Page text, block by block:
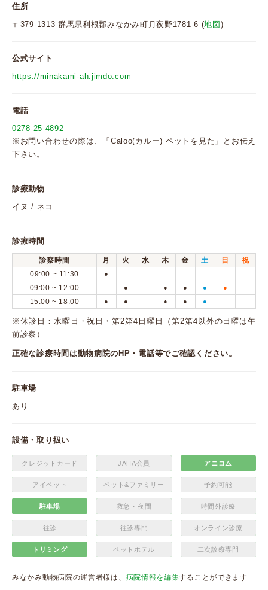
住所
〒379-1313 群馬県利根郡みなかみ町月夜野1781-6 (地図 )
公式サイト
https://minakami-ah.jimdo.com
電話
0278-25-4892
※お問い合わせの際は、「Caloo(カルー) ペットを見た」とお伝え
下さい。
診療動物
イヌ / ネコ
診療時間
診察時間 月 火 水 木 金 土 日
祝
09:00 ~ 11:30
●
09:00 ~ 12:00 ● ● ● ● ●
15:00 ~ 18:00 ● ● ● ● ●
※休診日：水曜日・祝日・第2第4日曜日（第2第4以外の日曜は午
前診察）
正確な診療時間は動物病院のHP・電話等でご確認ください。
駐車場
あり
設備・取り扱い
クレジットカード JAHA会員 アニコム
アイペット ペット&ファミリー 予約可能
駐車場 救急・夜間 時間外診療
往診 往診専門 オンライン診療
トリミング ペットホテル 二次診療専門
みなかみ動物病院の運営者様は、 病院情報を編集することができます